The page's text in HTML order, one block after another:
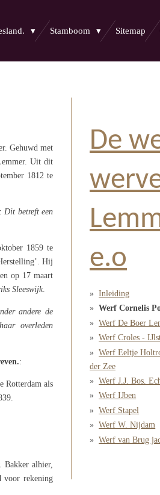
Stamboom Sitemap
Gehuwd met
Uit dit
1812 te
Dit betreft een
1859 te
Hij
op 17 maart
Sleeswijk.
andere de
overleden
:
Rotterdam als
Bakker alhier,
voor rekening
De
e.o
Inleiding
Werf Cornelis
Werf De Boer
Werf Croles -
Werf Eeltje
der Zee
Werf J.J. Bos.
Werf IJben
Werf Stapel
Werf W. Nijdam
Werf van Brug